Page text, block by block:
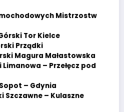
Mistrzostw
Tor Kielce
Prządki
Magura Małastowska
– Przełęcz pod
– Gdynia
Szczawne – Kulaszne